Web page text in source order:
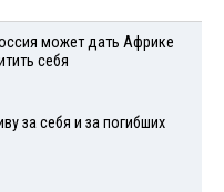
может дать Африке
себя
за себя и за погибших